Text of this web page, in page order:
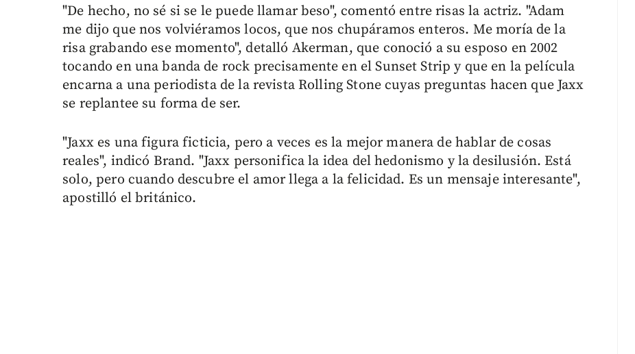
"De hecho, no sé si se le puede llamar beso", comentó entre risas la actriz. "Adam
me dijo que nos volviéramos locos, que nos chupáramos enteros. Me moría de la
risa grabando ese momento", detalló Akerman, que conoció a su esposo en 2002
tocando en una banda de rock precisamente en el Sunset Strip y que en la película
encarna a una periodista de la revista Rolling Stone cuyas preguntas hacen que Jaxx
se replantee su forma de ser.
"Jaxx es una figura ficticia, pero a veces es la mejor manera de hablar de cosas
reales", indicó Brand. "Jaxx personifica la idea del hedonismo y la desilusión. Está
solo, pero cuando descubre el amor llega a la felicidad. Es un mensaje interesante",
apostilló el británico.